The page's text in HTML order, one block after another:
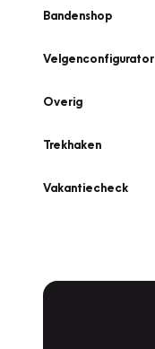
Bandenshop
Velgenconfigurator
Overig
Trekhaken
Vakantiecheck